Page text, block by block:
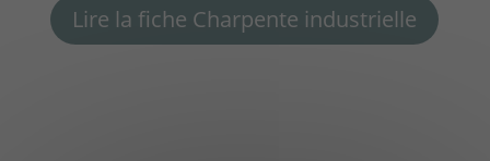
Lire la fiche Charpente industrielle